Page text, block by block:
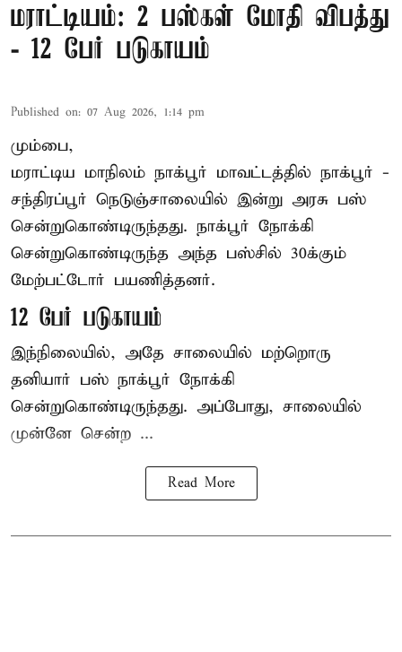
மராட்டியம்: 2 பஸ்கள் மோதி விபத்து
- 12 பேர் படுகாயம்
Published on: 07 Aug 2026, 1:14 pm
மும்பை,
மராட்டிய மாநிலம் நாக்பூர் மாவட்டத்தில் நாக்பூர் -
சந்திரப்பூர் நெடுஞ்சாலையில் இன்று அரசு பஸ்
சென்றுகொண்டிருந்தது. நாக்பூர் நோக்கி
சென்றுகொண்டிருந்த அந்த பஸ்சில் 30க்கும்
மேற்பட்டோர் பயணித்தனர்.
12 பேர் படுகாயம்
இந்நிலையில், அதே சாலையில் மற்றொரு
தனியார் பஸ் நாக்பூர் நோக்கி
சென்றுகொண்டிருந்தது. அப்போது, சாலையில்
முன்னே சென்ற ...
Read More